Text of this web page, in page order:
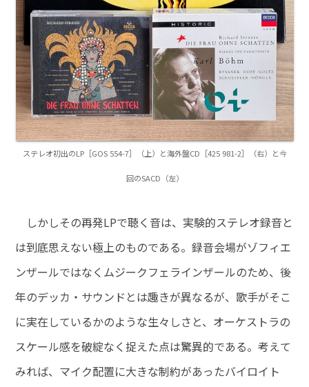
ステレオ初出のLP［GOS 554-7］（上）と海外盤CD［425 981-2］（右）と今
回のSACD（左）
しかしその再発LPで聴く音は、実験的ステレオ録音と
は到底思えない極上のものである。録音会場がゾフィエ
ンザールではなくムジークフェラインザールのため、後
年のデッカ・サウンドとは趣きが異なるが、歌手がそこ
に実在しているかのような生々しさと、オーケストラの
スケール感を破綻なく捉えた点は驚異的である。考えて
みれば、マイク配置に大きな制約があったバイロイト